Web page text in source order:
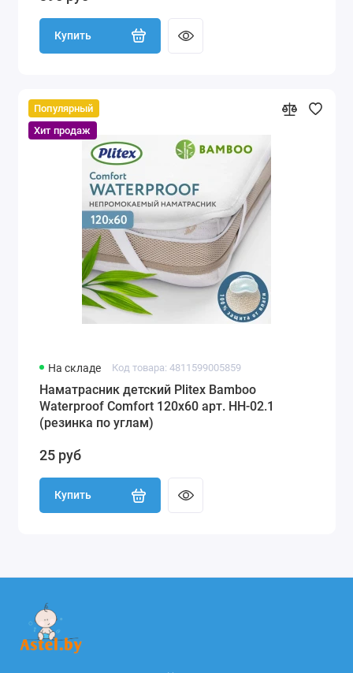
Купить
Популярный
Хит продаж
На складе Код товара: 4811599005859
Наматрасник детский Plitex Bamboo
Waterproof Comfort 120х60 арт. НН-02.1
(резинка по углам)
25 руб
Купить